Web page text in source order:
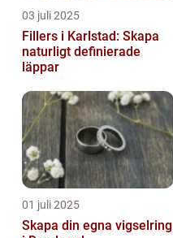
03 juli 2025
Fillers i Karlstad: Skapa
naturligt definierade
läppar
01 juli 2025
Skapa din egna vigselring